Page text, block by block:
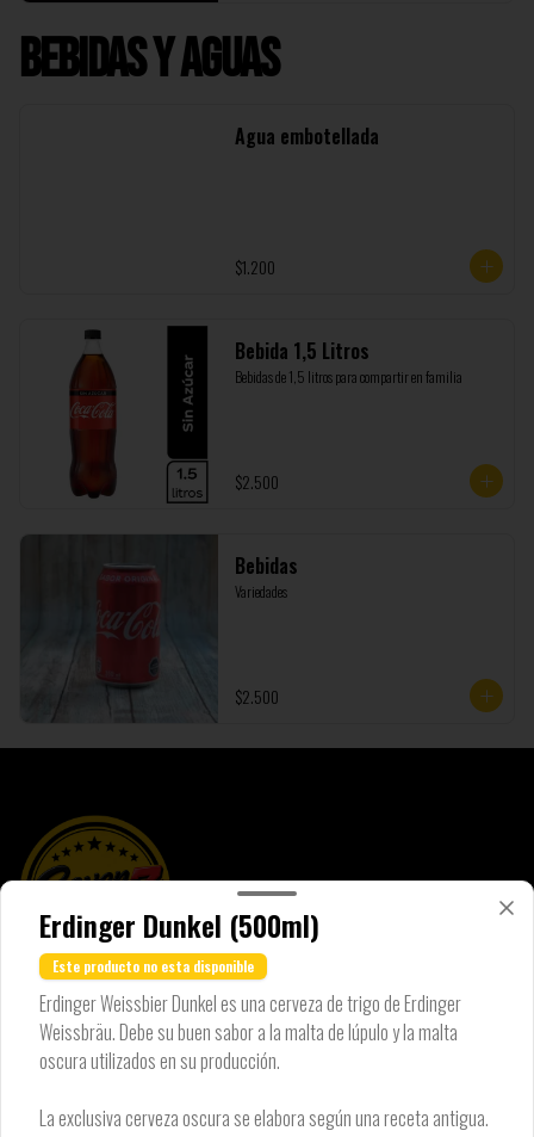
Bebidas y Aguas
Agua embotellada
$1.200
Bebida 1,5 Litros
Bebidas de 1,5 litros para compartir en familia
$2.500
Bebidas
Variedades
$2.500
Conócenos
Locales
Política de privacidad
Erdinger Dunkel (500ml)
Este producto no esta disponible
Erdinger Weissbier Dunkel es una cerveza de trigo de Erdinger
Weissbräu. Debe su buen sabor a la malta de lúpulo y la malta
oscura utilizados en su producción.
La exclusiva cerveza oscura se elabora según una receta antigua.